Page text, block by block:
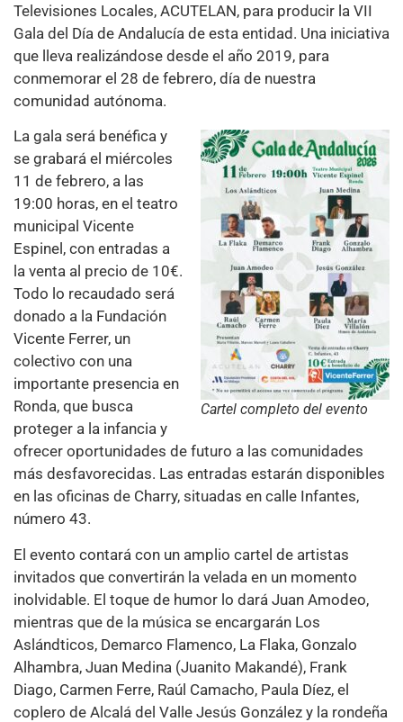
Televisiones Locales, ACUTELAN, para producir la VII
Gala del Día de Andalucía de esta entidad. Una iniciativa
que lleva realizándose desde el año 2019, para
conmemorar el 28 de febrero, día de nuestra
comunidad autónoma.
Cartel completo del evento
La gala será benéfica y
se grabará el miércoles
11 de febrero, a las
19:00 horas, en el teatro
municipal Vicente
Espinel, con entradas a
la venta al precio de 10€.
Todo lo recaudado será
donado a la Fundación
Vicente Ferrer, un
colectivo con una
importante presencia en
Ronda, que busca
proteger a la infancia y
ofrecer oportunidades de futuro a las comunidades
más desfavorecidas. Las entradas estarán disponibles
en las oficinas de Charry, situadas en calle Infantes,
número 43.
El evento contará con un amplio cartel de artistas
invitados que convertirán la velada en un momento
inolvidable. El toque de humor lo dará Juan Amodeo,
mientras que de la música se encargarán Los
Aslándticos, Demarco Flamenco, La Flaka, Gonzalo
Alhambra, Juan Medina (Juanito Makandé), Frank
Diago, Carmen Ferre, Raúl Camacho, Paula Díez, el
coplero de Alcalá del Valle Jesús González y la rondeña